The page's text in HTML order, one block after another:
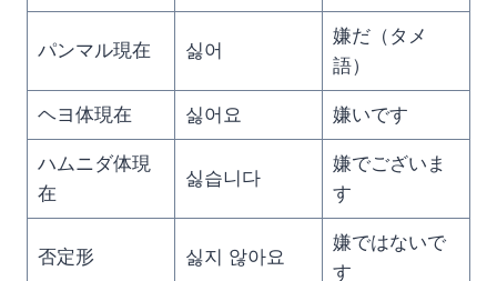
パンマル現在 싫어
嫌だ（タメ
語）
ヘヨ体現在 싫어요 嫌いです
ハムニダ体現
在
싫습니다
嫌でございま
す
否定形 싫지 않아요
嫌ではないで
す